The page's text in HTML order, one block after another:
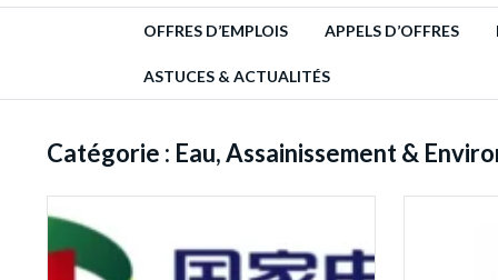
OFFRES D’EMPLOIS APPELS D’OFFRES
ASTUCES & ACTUALITÉS
Catégorie : Eau, Assainissement &